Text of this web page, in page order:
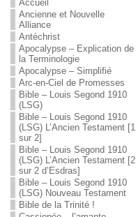
Accueil
Ancienne et Nouvelle
Alliance
Antéchrist
Apocalypse – Explication de
la Terminologie
Apocalypse – Simplifié
Arc-en-Ciel de Promesses
Bible – Louis Segond 1910
(LSG)
Bible – Louis Segond 1910
(LSG) L’Ancien Testament [1
sur 2]
Bible – Louis Segond 1910
(LSG) L’Ancien Testament [2
sur 2 d’Esdras]
Bible – Louis Segond 1910
(LSG) Nouveau Testament
Bible de la Trinité !